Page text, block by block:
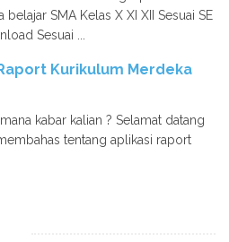
SMA Kelas X XI XII Sesuai SE
Sesuai ...
Kurikulum Merdeka
kabar kalian ? Selamat datang
tentang aplikasi raport